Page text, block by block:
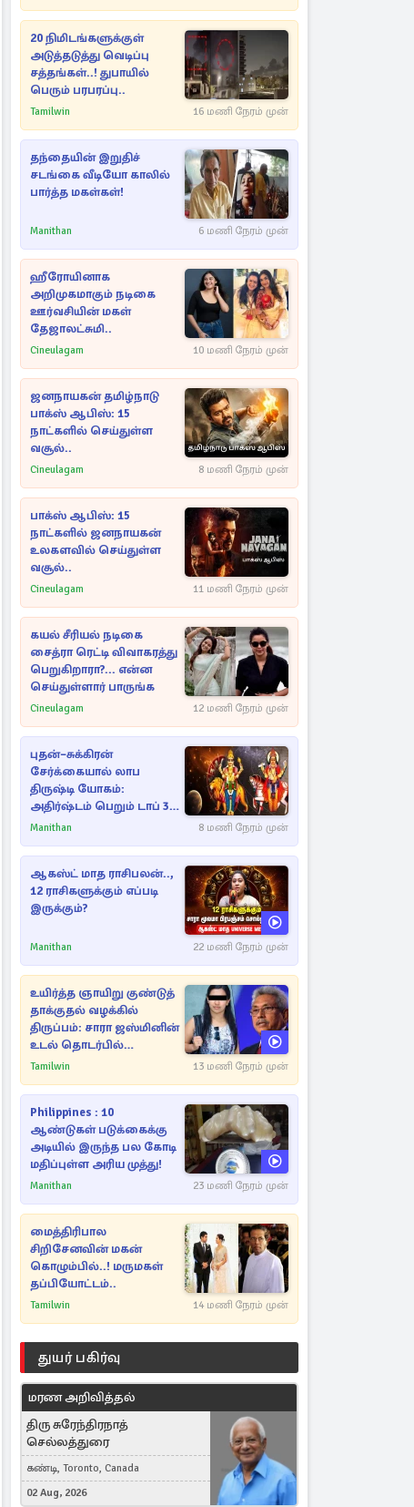
20 நிமிடங்களுக்குள்
அடுத்தடுத்து வெடிப்பு
சத்தங்கள்..! துபாயில்
பெரும் பரபரப்பு..
Tamilwin 16 மணி நேரம் முன்
தந்தையின் இறுதிச்
சடங்கை வீடியோ காலில்
பார்த்த மகள்கள்!
Manithan 6 மணி நேரம் முன்
ஹீரோயினாக
அறிமுகமாகும் நடிகை
ஊர்வசியின் மகள்
தேஜாலட்சுமி..
Cineulagam 10 மணி நேரம் முன்
ஜனநாயகன் தமிழ்நாடு
பாக்ஸ் ஆபிஸ்: 15
நாட்களில் செய்துள்ள
வசூல்..
Cineulagam 8 மணி நேரம் முன்
பாக்ஸ் ஆபிஸ்: 15
நாட்களில் ஜனநாயகன்
உலகளவில் செய்துள்ள
வசூல்..
Cineulagam 11 மணி நேரம் முன்
கயல் சீரியல் நடிகை
சைத்ரா ரெட்டி விவாகரத்து
பெறுகிறாரா?... என்ன
செய்துள்ளார் பாருங்க
Cineulagam 12 மணி நேரம் முன்
புதன்–சுக்கிரன்
சேர்க்கையால் லாப
திருஷ்டி யோகம்:
அதிர்ஷ்டம் பெறும் டாப் 3
ராசிகள்!
Manithan 8 மணி நேரம் முன்
ஆகஸ்ட் மாத ராசிபலன்..,
12 ராசிகளுக்கும் எப்படி
இருக்கும்?
Manithan 22 மணி நேரம் முன்
உயிர்த்த ஞாயிறு குண்டுத்
தாக்குதல் வழக்கில்
திருப்பம்: சாரா ஜஸ்மினின்
உடல் தொடர்பில்
நீதிமன்றத்தில் வெளியான
Tamilwin 13 மணி நேரம் முன்
Philippines : 10
ஆண்டுகள் படுக்கைக்கு
அடியில் இருந்த பல கோடி
மதிப்புள்ள அரிய முத்து!
Manithan 23 மணி நேரம் முன்
மைத்திரிபால
சிறிசேனவின் மகன்
கொழும்பில்..! மருமகள்
தப்பியோட்டம்..
Tamilwin 14 மணி நேரம் முன்
துயர் பகிர்வு
மரண அறிவித்தல்
திரு சுரேந்திரநாத்
செல்லத்துரை
கண்டி, Toronto, Canada
02 Aug, 2026